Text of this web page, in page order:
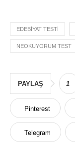
EDEBIYAT TESTI
NEOKUYORUM TEST
PAYLAŞ 1
Pinterest
Telegram